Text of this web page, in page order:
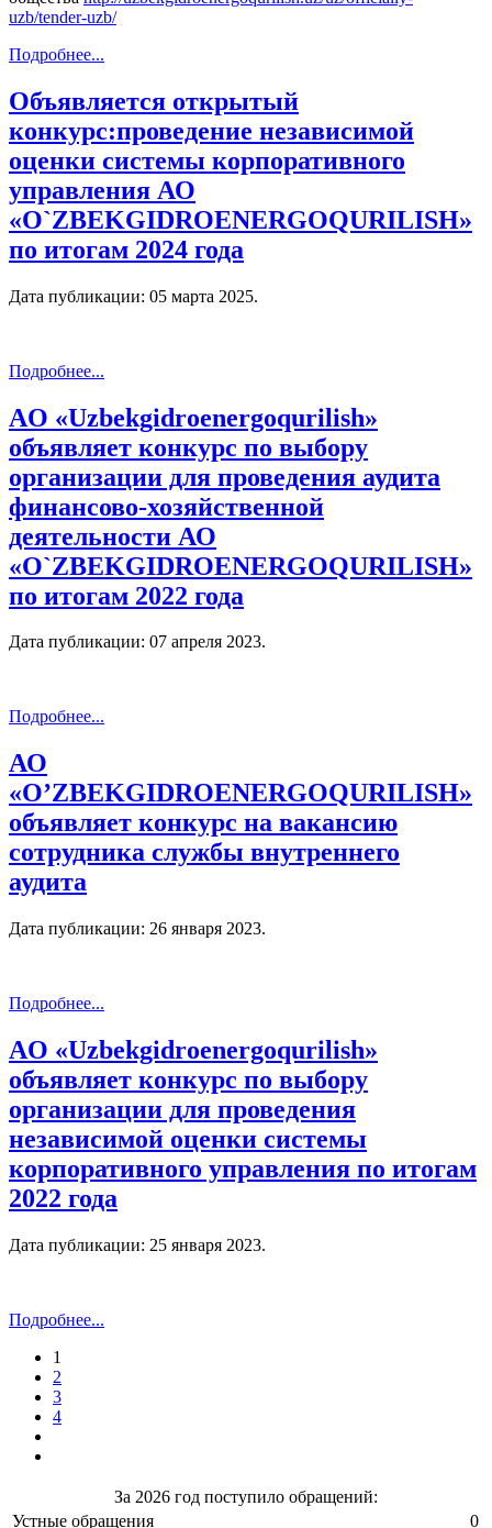
uzb/tender-uzb/
Подробнее...
Объявляется открытый
конкурс:проведение независимой
оценки системы корпоративного
управления АО
«O`ZBEKGIDROENERGOQURILISH»
по итогам 2024 года
Дата публикации: 05 марта 2025.
Подробнее...
AO «Uzbekgidroenergoqurilish»
объявляет конкурс по выбору
организации для проведения аудита
финансово-хозяйственной
деятельности АО
«O`ZBEKGIDROENERGOQURILISH»
по итогам 2022 года
Дата публикации: 07 апреля 2023.
Подробнее...
АО
«O’ZBEKGIDROENERGOQURILISH»
объявляет конкурс на вакансию
сотрудника службы внутреннего
аудита
Дата публикации: 26 января 2023.
Подробнее...
AO «Uzbekgidroenergoqurilish»
объявляет конкурс по выбору
организации для проведения
независимой оценки системы
корпоративного управления по итогам
2022 года
Дата публикации: 25 января 2023.
Подробнее...
1
2
3
4
За 2026 год поступило обращений:
Устные обращения
0